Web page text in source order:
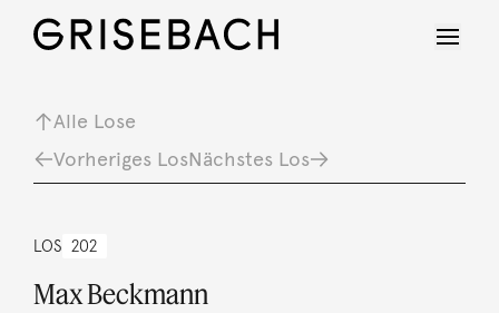
Alle Lose
Vorheriges LosNächstes Los
LOS 202
Max Beckmann